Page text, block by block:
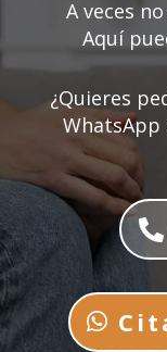
A veces
Aquí
¿Quieres
WhatsApp